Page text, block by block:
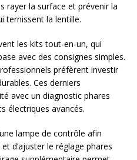
rayer la surface et prévenir la
ternissent la lentille.
les kits tout-en-un, qui
avec des consignes simples.
préfèrent investir
Ces derniers
avec un diagnostic phares
électriques avancés.
lampe de contrôle afin
d’ajuster le réglage phares